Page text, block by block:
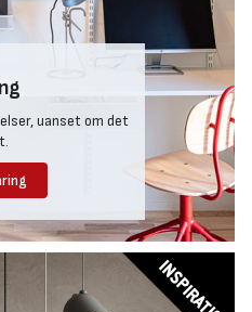
uanset om det